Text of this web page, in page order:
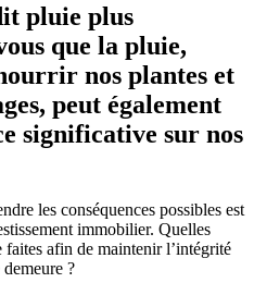
pluie plus
que la pluie,
nos plantes et
peut également
significative sur nos
les conséquences possibles est
immobilier. Quelles
faites afin de maintenir l’intégrité
?